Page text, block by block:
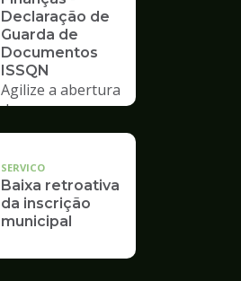
Declaração de
Guarda de
Documentos
ISSQN
Agilize a abertura
de processos no
Poupatempo
SERVICO
Baixa retroativa
da inscrição
municipal